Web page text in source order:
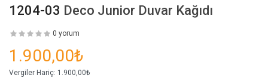
1204-03 Deco Junior Duvar Kağıdı
0 yorum
1.900,00₺
Vergiler Hariç: 1.900,00₺